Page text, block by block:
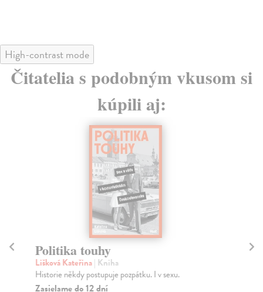
High-contrast mode
Čitatelia s podobným vkusom si
kúpili aj:
Politika touhy
Lišková Kateřina| Kniha
Historie někdy postupuje pozpátku. I v sexu.
Zasielame do 12 dní